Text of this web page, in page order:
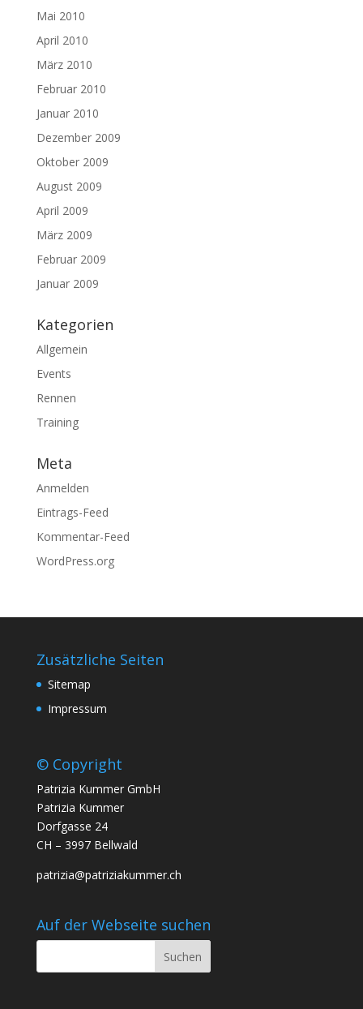
Mai 2010
April 2010
März 2010
Februar 2010
Januar 2010
Dezember 2009
Oktober 2009
August 2009
April 2009
März 2009
Februar 2009
Januar 2009
Kategorien
Allgemein
Events
Rennen
Training
Meta
Anmelden
Eintrags-Feed
Kommentar-Feed
WordPress.org
Zusätzliche Seiten
Sitemap
Impressum
© Copyright
Patrizia Kummer GmbH
Patrizia Kummer
Dorfgasse 24
CH – 3997 Bellwald
patrizia@patriziakummer.ch
Auf der Webseite suchen